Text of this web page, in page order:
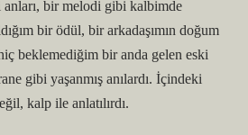
anları, bir melodi gibi kalbimde
bir ödül, bir arkadaşımın doğum
beklemediğim bir anda gelen eski
gibi yaşanmış anılardı. İçindeki
kalp ile anlatılırdı.